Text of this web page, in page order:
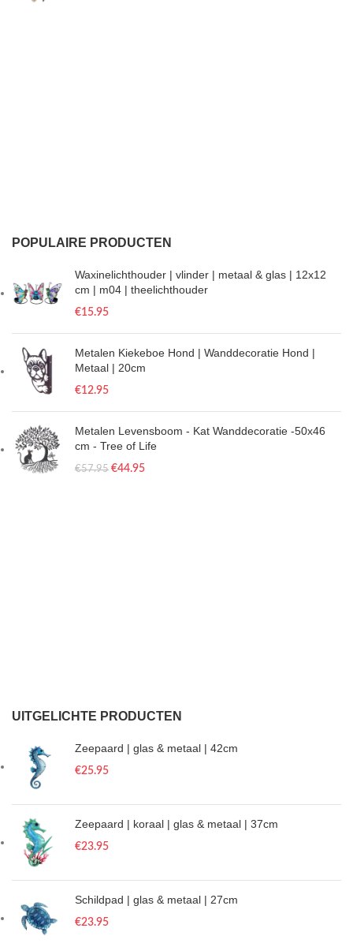
POPULAIRE PRODUCTEN
Waxinelichthouder | vlinder | metaal & glas | 12x12
cm | m04 | theelichthouder
€15.95
Metalen Kiekeboe Hond | Wanddecoratie Hond |
Metaal | 20cm
€12.95
Metalen Levensboom - Kat Wanddecoratie -50x46
cm - Tree of Life
€57.95 €44.95
UITGELICHTE PRODUCTEN
Zeepaard | glas & metaal | 42cm
€25.95
Zeepaard | koraal | glas & metaal | 37cm
€23.95
Schildpad | glas & metaal | 27cm
€23.95